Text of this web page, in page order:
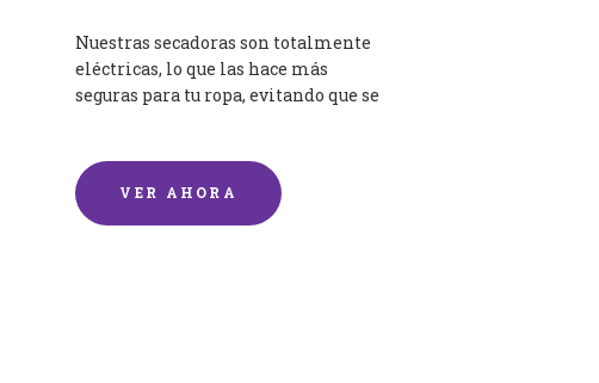
Nuestras secadoras son totalmente
eléctricas, lo que las hace más
seguras para tu ropa, evitando que se
VER AHORA